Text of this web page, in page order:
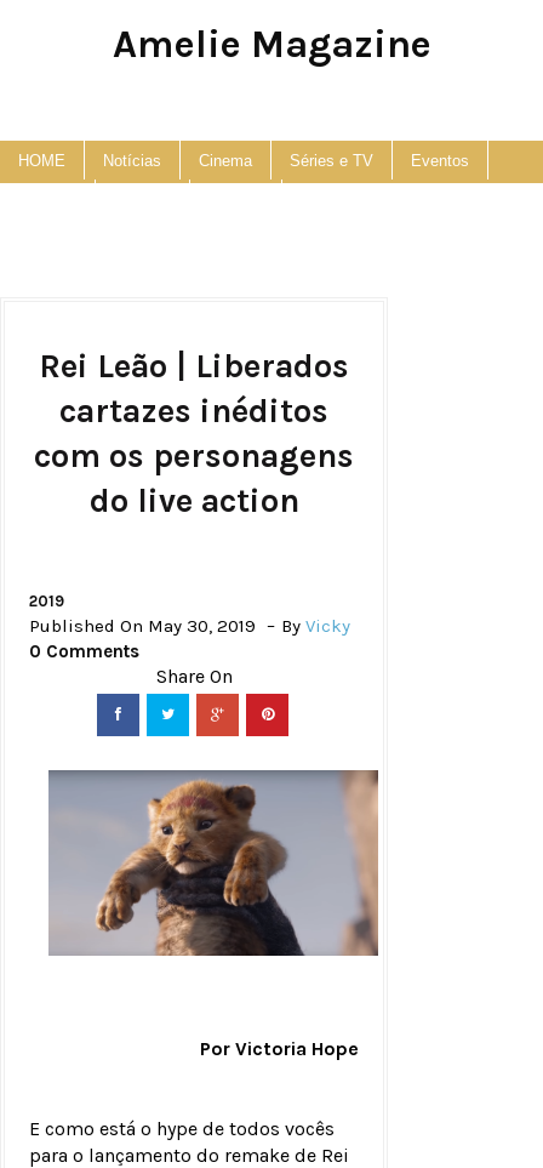
Amelie Magazine
HOME Notícias Cinema Séries e TV Eventos
Rei Leão | Liberados
cartazes inéditos
com os personagens
do live action
2019
Published On May 30, 2019 By Vicky
0 Comments
Por Victoria Hope
E como está o hype de todos vocês
para o lançamento do remake de Rei